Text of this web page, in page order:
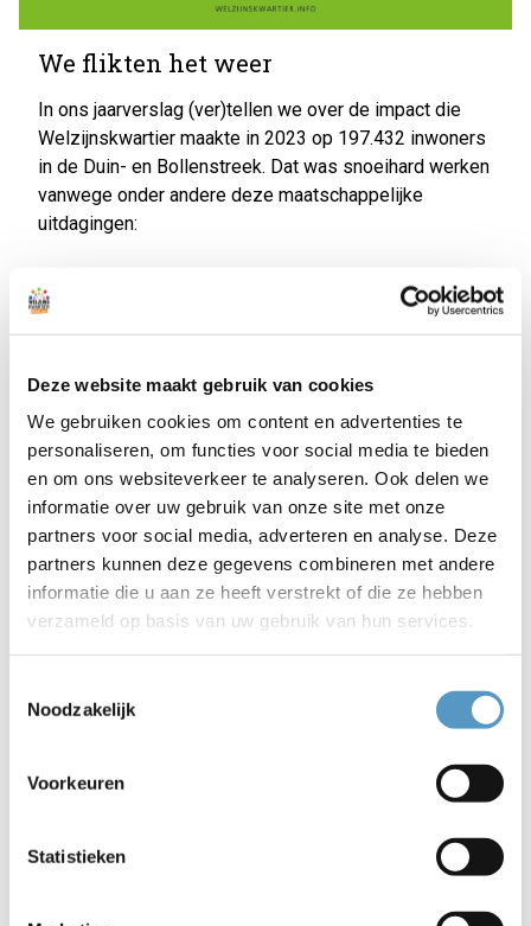
Deze website maakt gebruik van cookies
We gebruiken cookies om content en advertenties te
personaliseren, om functies voor social media te bieden
en om ons websiteverkeer te analyseren. Ook delen we
informatie over uw gebruik van onze site met onze
partners voor social media, adverteren en analyse. Deze
partners kunnen deze gegevens combineren met andere
informatie die u aan ze heeft verstrekt of die ze hebben
verzameld op basis van uw gebruik van hun services.
Noodzakelijk
Voorkeuren
Statistieken
We flikten het weer
In ons jaarverslag (ver)tellen we over de impact die
Welzijnskwartier maakte in 2023 op 197.432 inwoners
in de Duin- en Bollenstreek. Dat was snoeihard werken
vanwege onder andere deze maatschappelijke
uitdagingen:
🤨 alarmerende cijfers mentale problemen jongeren
🤨 69% ouderen heeft elke week contact met buren,
31% niet
grensoverschrijdend gedrag
😅 Katwijk kampioen mantelzorgen
🤨 opvang Oekraïners piept en kraakt
🤨 drugsgebruik normaliseert
🤨 kabinet trapt op rem ‘verplicht MVO-ondernemen
In ons jaarverslag, overigens in een gloednieuw jasje
gestoken, lees je wat we deden en bereikten. En dat
was veel. Heel veel. Jep, we flikten het weer! Bij de
audit Sterk Sociaal Werk vanSociaal Werk Nederland
bescheidenheid 📢: dit jaarverslag is daar een
uitstekend voorbeeld van, want het is weer net even